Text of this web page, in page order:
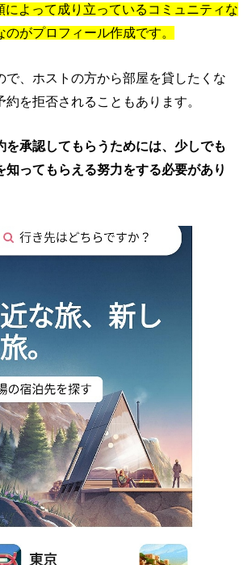
によって成り立っているコミュニティな
がプロフィール作成です。
で、ホストの方から部屋を貸したくな
約を拒否されることもあります。
を承認してもらうためには、少しでも
知ってもらえる努力をする必要があり